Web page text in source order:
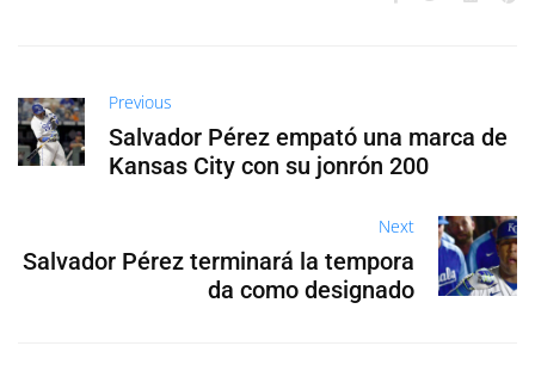
Previous
Salvador Pérez empató una marca de
Kansas City con su jonrón 200
Next
Salvador Pérez terminará la tempora
da como designado